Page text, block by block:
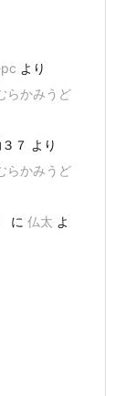
より
らかみうど
７ より
らかみうど
に 仏太 よ